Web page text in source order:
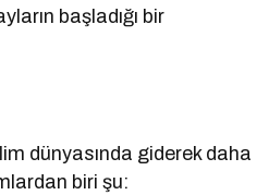
başladığı bir
dünyasında giderek daha
biri şu: